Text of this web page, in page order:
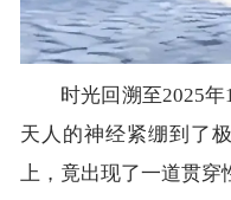
时光回溯至2025年
天人的神经紧绷到了
上，竟出现了一道贯穿